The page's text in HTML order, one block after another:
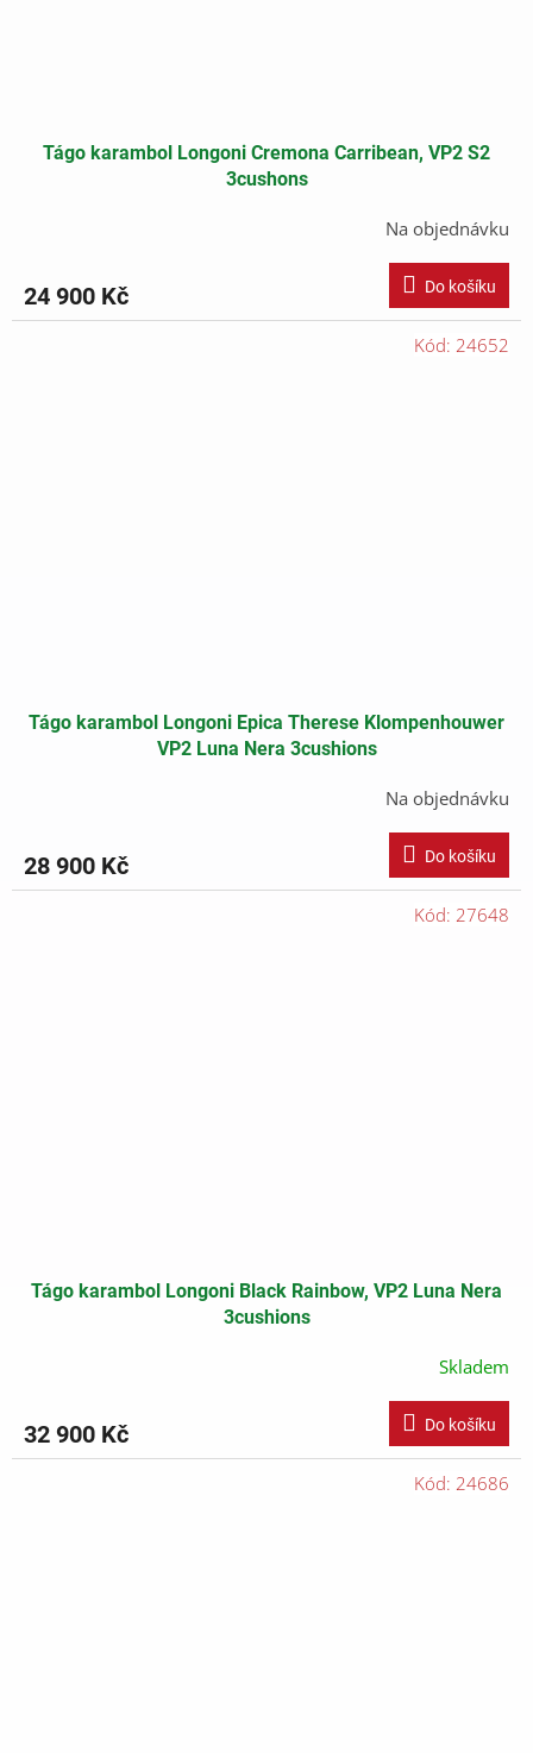
Tágo karambol Longoni Cremona Carribean, VP2 S2
3cushons
Na objednávku
24 900 Kč Do košíku
Tágo karambol Longoni Epica Therese Klompenhouwer
VP2 Luna Nera 3cushions
Na objednávku
28 900 Kč Do košíku
Kód: 24652
Tágo karambol Longoni Black Rainbow, VP2 Luna Nera
3cushions
Skladem
32 900 Kč Do košíku
Kód: 27648
Kód: 24686